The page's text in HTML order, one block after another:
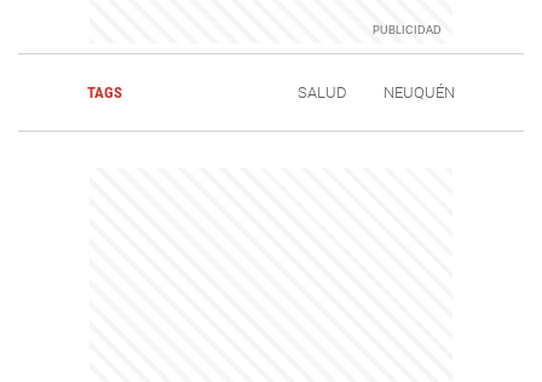
TAGS SALUD NEUQUÉN